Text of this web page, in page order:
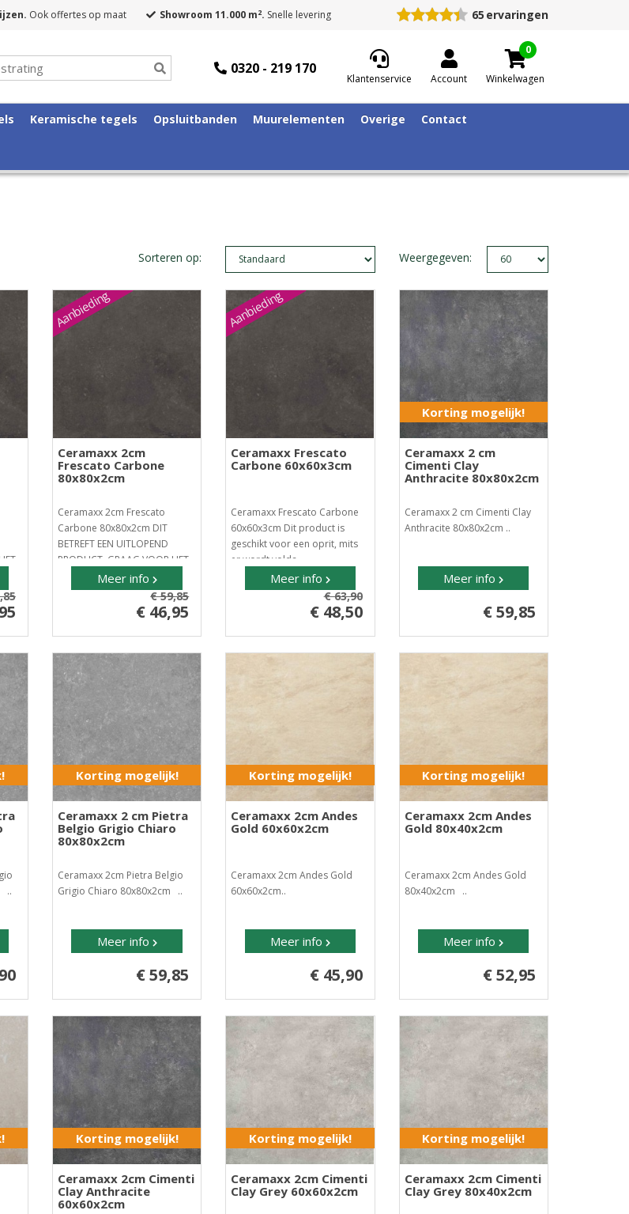
Ook offertes op maat Showroom 11.000 m2. Snelle levering 65 ervaringen
0320 - 219 170
Klantenservice Account
0
Winkelwagen
Keramische tegels Opsluitbanden Muurelementen Overige Contact
Sorteren op: Weergegeven:
Aanbieding
Ceramaxx 2cm
Frescato Carbone
80x80x2cm
Ceramaxx 2cm Frescato
Carbone 80x80x2cm DIT
BETREFT EEN UITLOPEND
PRODUCT, GRAAG VOOR HET
Meer info
€ 59,85
€ 46,95
Aanbieding
Ceramaxx Frescato
Carbone 60x60x3cm
Ceramaxx Frescato Carbone
60x60x3cm Dit product is
geschikt voor een oprit, mits
er wordt volda..
Meer info
€ 63,90
€ 48,50
Korting mogelijk!
Ceramaxx 2 cm
Cimenti Clay
Anthracite 80x80x2cm
Ceramaxx 2 cm Cimenti Clay
Anthracite 80x80x2cm ..
Meer info
€ 59,85
..
Korting mogelijk!
Ceramaxx 2 cm Pietra
Belgio Grigio Chiaro
80x80x2cm
Ceramaxx 2cm Pietra Belgio
Grigio Chiaro 80x80x2cm ..
Meer info
€ 59,85
Korting mogelijk!
Ceramaxx 2cm Andes
Gold 60x60x2cm
Ceramaxx 2cm Andes Gold
60x60x2cm..
Meer info
€ 45,90
Korting mogelijk!
Ceramaxx 2cm Andes
Gold 80x40x2cm
Ceramaxx 2cm Andes Gold
80x40x2cm ..
Meer info
€ 52,95
Korting mogelijk!
Ceramaxx 2cm Cimenti
Clay Anthracite
60x60x2cm
Korting mogelijk!
Ceramaxx 2cm Cimenti
Clay Grey 60x60x2cm
Korting mogelijk!
Ceramaxx 2cm Cimenti
Clay Grey 80x40x2cm